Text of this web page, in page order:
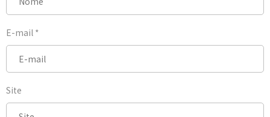
E-mail *
Site